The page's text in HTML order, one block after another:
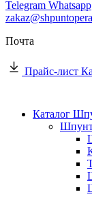
Telegram Whatsapp
Почта
Прайс-лист
Каталог
Шпунт